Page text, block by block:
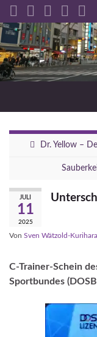
Dr. Yellow –
JULI
11
2025
Von Sven Wätzold-Kurihara
C-Trainer-Schein
Sportbundes